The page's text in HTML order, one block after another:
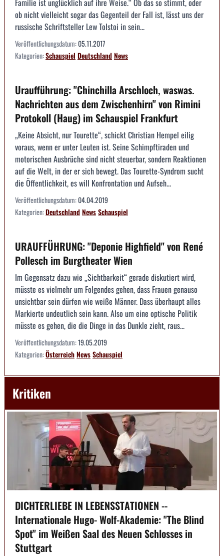
Familie ist unglücklich auf ihre Weise.“ Ob das so stimmt, oder
ob nicht vielleicht sogar das Gegenteil der Fall ist, lässt uns der
russische Schriftsteller Lew Tolstoi in sein...
Veröffentlichungsdatum:05.11.2017
Kategorien:Schauspiel DeutschlandNews
Uraufführung: "Chinchilla Arschloch, waswas.
Nachrichten aus dem Zwischenhirn" von Rimini
Protokoll (Haug) im Schauspiel Frankfurt
„Keine Absicht, nur Tourette“, schickt Christian Hempel eilig
voraus, wenn er unter Leuten ist. Seine Schimpftiraden und
motorischen Ausbrüche sind nicht steuerbar, sondern Reaktionen
auf die Welt, in der er sich bewegt. Das Tourette-Syndrom sucht
die Öffentlichkeit, es will Konfrontation und Aufseh...
Veröffentlichungsdatum:04.04.2019
Kategorien:DeutschlandNewsSchauspiel
URAUFFÜHRUNG: "Deponie Highfield" von René
Pollesch im Burgtheater Wien
Im Gegensatz dazu wie „Sichtbarkeit“ gerade diskutiert wird,
müsste es vielmehr um Folgendes gehen, dass Frauen genauso
unsichtbar sein dürfen wie weiße Männer. Dass überhaupt alles
Markierte undeutlich sein kann. Also um eine optische Politik
müsste es gehen, die die Dinge in das Dunkle zieht, raus...
Veröffentlichungsdatum:19.05.2019
Kategorien:ÖsterreichNewsSchauspiel
Kritiken
DICHTERLIEBE IN LEBENSSTATIONEN --
Internationale Hugo- Wolf-Akademie: "The Blind
Spot" im Weißen Saal des Neuen Schlosses in
Stuttgart